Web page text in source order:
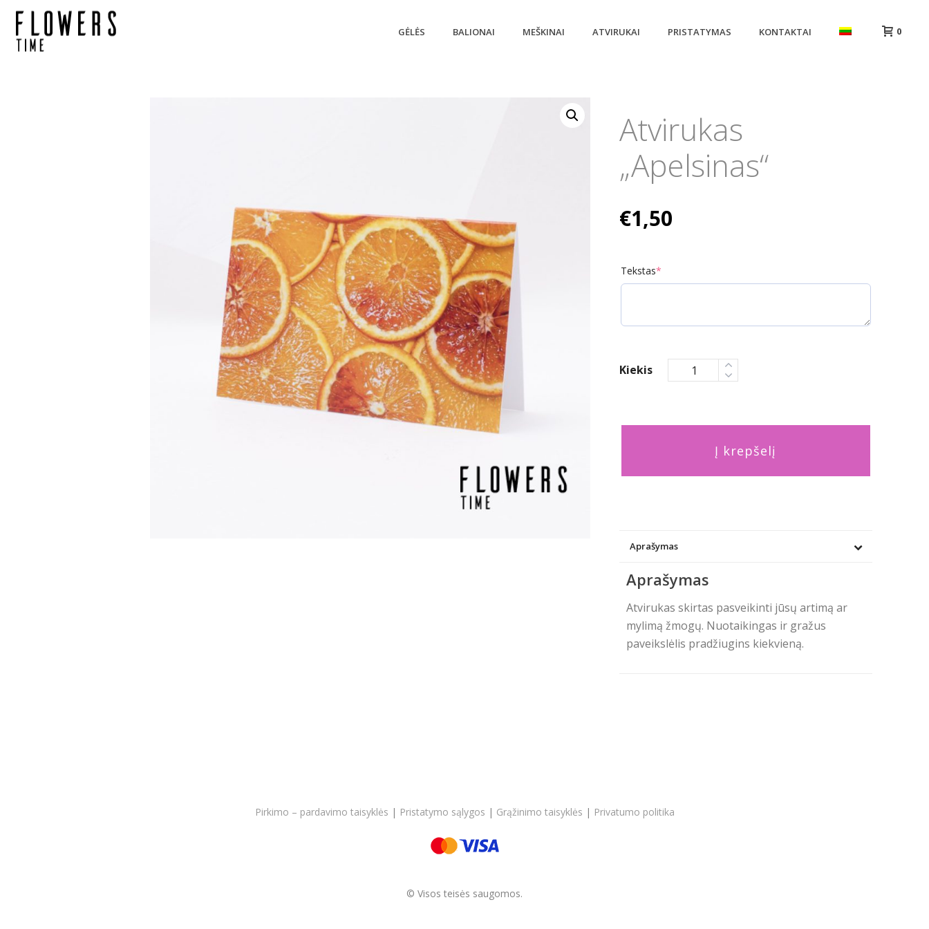
GĖLĖS BALIONAI MEŠKINAI ATVIRUKAI PRISTATYMAS KONTAKTAI 0
Atvirukas
„Apelsinas“
€1,50
Tekstas*
Kiekis
Į krepšelį
Aprašymas
Aprašymas
Atvirukas skirtas pasveikinti jūsų artimą ar
mylimą žmogų. Nuotaikingas ir gražus
paveikslėlis pradžiugins kiekvieną.
Pirkimo – pardavimo taisyklės | Pristatymo sąlygos | Grąžinimo taisyklės | Privatumo politika
© Visos teisės saugomos.